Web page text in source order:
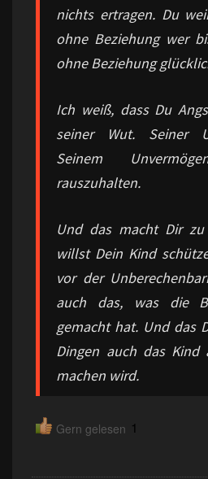
nichts ertragen. Du
ohne Beziehung wer
ohne Beziehung
Ich weiß, dass Du
seiner Wut. Seiner
Seinem
rauszuhalten.
Und das macht Dir
willst Dein Kind
vor der
auch das, was die
gemacht hat. Und das
Dingen auch das Kind
machen wird.
Gern gelesen 1